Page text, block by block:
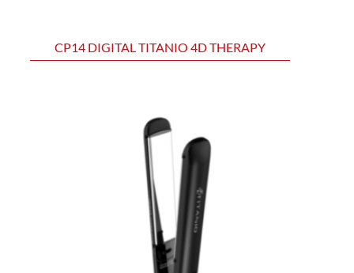
CP14 DIGITAL TITANIO 4D THERAPY